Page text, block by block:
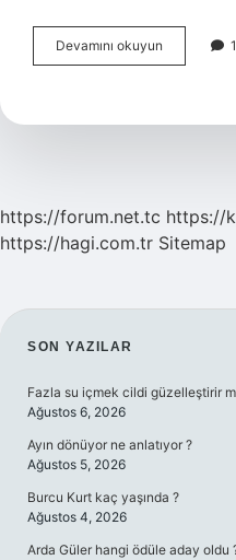
Devamını okuyun
Robotta
https://forum.net.tc https://
https://hagi.com.tr Sitemap
SIDEBAR
SON YAZILAR
Fazla su içmek cildi güzelleştirir
Ağustos 6, 2026
Ayın dönüyor ne anlatıyor ?
Ağustos 5, 2026
Burcu Kurt kaç yaşında ?
Ağustos 4, 2026
Arda Güler hangi ödüle aday oldu